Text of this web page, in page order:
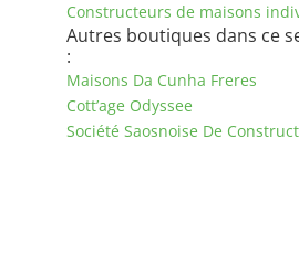
Constructeurs de maisons
Autres boutiques dans ce
:
Maisons Da Cunha Freres
Cott’age Odyssee
Société Saosnoise De